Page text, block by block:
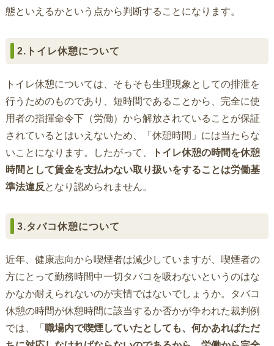
態といえるかという点から判断することになります。
2.トイレ休憩について
トイレ休憩については、そもそも生理現象としての排泄を
行うためのものであり、短時間であることから、完全に使
用者の指揮命令下（労働）から解放されていることが保証
されているとはいえないため、「休憩時間」には当たらな
いことになります。したがって、
トイレ休憩の時間を休憩
時間として賃金を支払わない取り扱いをすることは労働基
準法違反 となり認められません。
3.タバコ休憩について
近年、健康志向から喫煙者は減少していますが、喫煙者の
方にとって勤務時間中一切タバコを吸わないというのはな
かなか耐えられないのが実情ではないでしょうか。タバコ
休憩の時間が休憩時間に該当するか否かが争われた裁判例
では、「 職場内で喫煙していたとしても、何かあればただ